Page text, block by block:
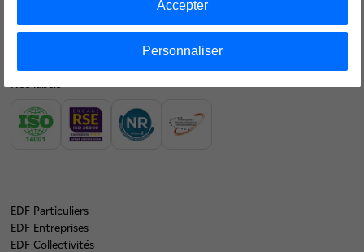
Nos résultats financiers
Nous rejoindre
Nos labels
EDF Particuliers
EDF Entreprises
EDF Collectivités
Personnaliser
Accepter